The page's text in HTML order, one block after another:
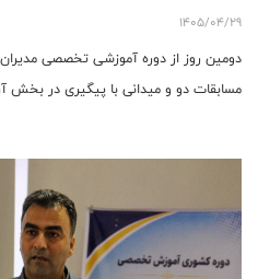
1405/04/29
دومین روز از دوره آموزشی تخصصی
مسابقات دو و میدانی با پیگیری در بخش